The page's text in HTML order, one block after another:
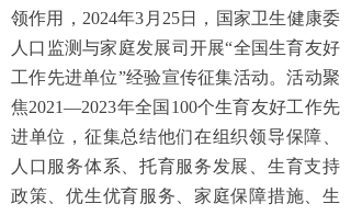
领作用，2024年3月25日，国家卫生健康委
人口监测与家庭发展司开展“全国生育友好
工作先进单位”经验宣传征集活动。活动聚
焦2021—2023年全国100个生育友好工作先
进单位，征集总结他们在组织领导保障、
人口服务体系、托育服务发展、生育支持
政策、优生优育服务、家庭保障措施、生